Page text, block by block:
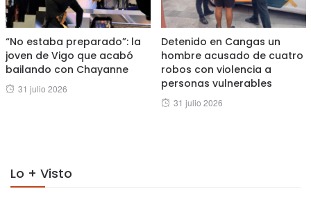
“No estaba preparado”: la
joven de Vigo que acabó
bailando con Chayanne
Posted
31 julio 2026
Detenido en Cangas un
hombre acusado de cuatro
robos con violencia a
personas vulnerables
Posted
31 julio 2026
Lo + Visto